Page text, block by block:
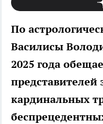
По
Василисы
2025 года
представителей
кардинальных